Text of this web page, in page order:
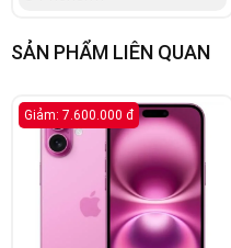
SẢN PHẨM LIÊN QUAN
Giảm: 7.600.000 đ